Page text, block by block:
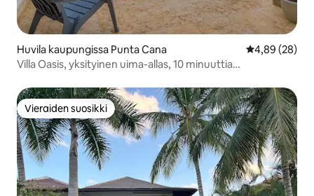
Huvila kaupungissa Punta Cana
4,89 (28)
Villa Oasis, yksityinen uima-allas, 10 minuuttia
Vieraiden suosikki
Vieraiden suosikki